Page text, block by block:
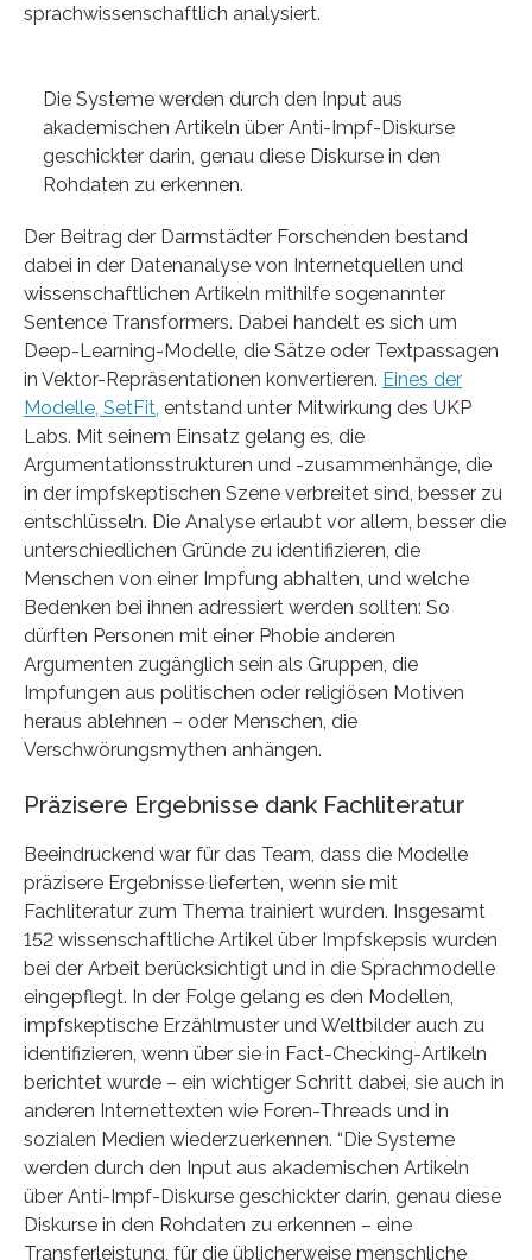
sprachwissenschaftlich analysiert.
Die Systeme werden durch den Input aus
akademischen Artikeln über Anti-Impf-Diskurse
geschickter darin, genau diese Diskurse in den
Rohdaten zu erkennen.
Der Beitrag der Darmstädter Forschenden bestand
dabei in der Datenanalyse von Internetquellen und
wissenschaftlichen Artikeln mithilfe sogenannter
Sentence Transformers. Dabei handelt es sich um
Deep-Learning-Modelle, die Sätze oder Textpassagen
in Vektor-Repräsentationen konvertieren. Eines der
Modelle, SetFit, entstand unter Mitwirkung des UKP
Labs. Mit seinem Einsatz gelang es, die
Argumentationsstrukturen und -zusammenhänge, die
in der impfskeptischen Szene verbreitet sind, besser zu
entschlüsseln. Die Analyse erlaubt vor allem, besser die
unterschiedlichen Gründe zu identifizieren, die
Menschen von einer Impfung abhalten, und welche
Bedenken bei ihnen adressiert werden sollten: So
dürften Personen mit einer Phobie anderen
Argumenten zugänglich sein als Gruppen, die
Impfungen aus politischen oder religiösen Motiven
heraus ablehnen – oder Menschen, die
Verschwörungsmythen anhängen.
Präzisere Ergebnisse dank Fachliteratur
Beeindruckend war für das Team, dass die Modelle
präzisere Ergebnisse lieferten, wenn sie mit
Fachliteratur zum Thema trainiert wurden. Insgesamt
152 wissenschaftliche Artikel über Impfskepsis wurden
bei der Arbeit berücksichtigt und in die Sprachmodelle
eingepflegt. In der Folge gelang es den Modellen,
impfskeptische Erzählmuster und Weltbilder auch zu
identifizieren, wenn über sie in Fact-Checking-Artikeln
berichtet wurde – ein wichtiger Schritt dabei, sie auch in
anderen Internettexten wie Foren-Threads und in
sozialen Medien wiederzuerkennen. “Die Systeme
werden durch den Input aus akademischen Artikeln
über Anti-Impf-Diskurse geschickter darin, genau diese
Diskurse in den Rohdaten zu erkennen – eine
Transferleistung, für die üblicherweise menschliche